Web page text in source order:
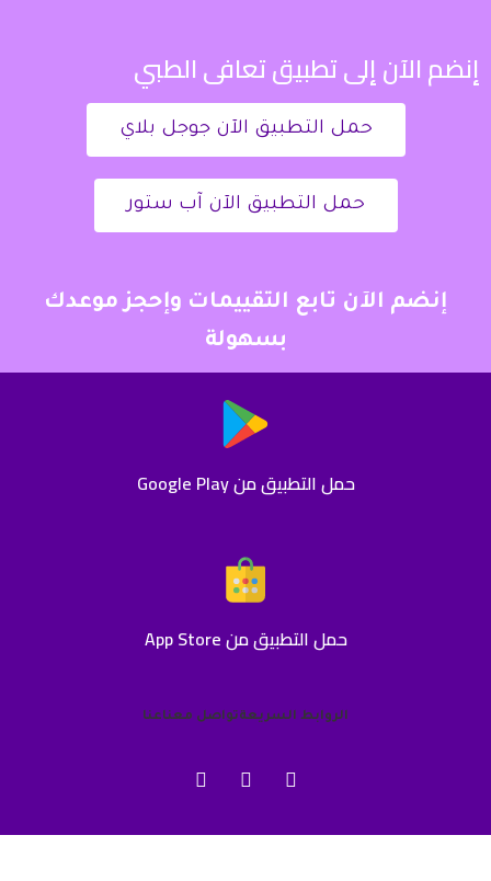
إنضم الآن إلى تطبيق تعافى الطبي
حمل التطبيق الآن جوجل بلاي
حمل التطبيق الآن آب ستور
إنضم الآن تابع التقييمات وإحجز موعدك
بسهولة
حمل التطبيق من Google Play
حمل التطبيق من App Store
الروابط السريعةتواصل معناعنا